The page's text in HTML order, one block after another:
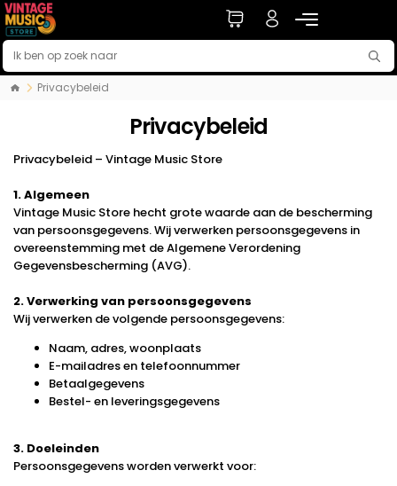
Privacybeleid
Privacybeleid
Privacybeleid – Vintage Music Store
1. Algemeen
Vintage Music Store hecht grote waarde aan de bescherming
van persoonsgegevens. Wij verwerken persoonsgegevens in
overeenstemming met de Algemene Verordening
Gegevensbescherming (AVG).
2. Verwerking van persoonsgegevens
Wij verwerken de volgende persoonsgegevens:
Naam, adres, woonplaats
E-mailadres en telefoonnummer
Betaalgegevens
Bestel- en leveringsgegevens
3. Doeleinden
Persoonsgegevens worden verwerkt voor: